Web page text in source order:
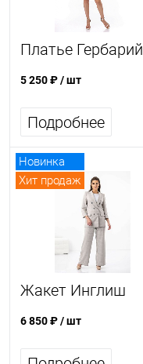
Платье Гербарий
5 250 ₽/ шт
Подробнее
Новинка
Хит продаж
Жакет Инглиш
6 850 ₽/ шт